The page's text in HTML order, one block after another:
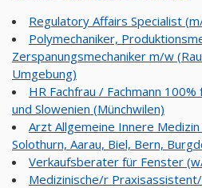
Regulatory Affairs Specialist
Polymechaniker,
Zerspanungsmechaniker m/w
Umgebung)
HR Fachfrau / Fachmann
und Slowenien (Münchwilen)
Arzt Allgemeine Innere
Solothurn, Aarau, Biel, Bern,
Verkaufsberater für Fenster
Medizinische/r